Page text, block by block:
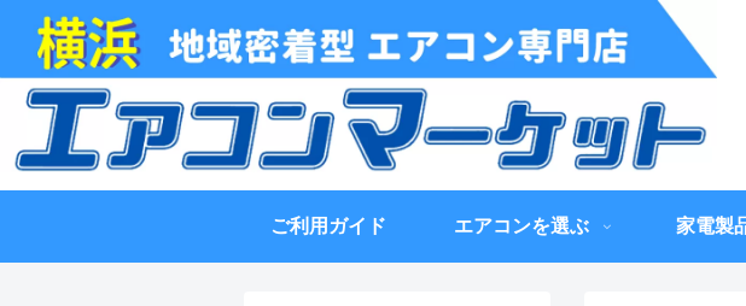
ご利用ガイド エアコンを選ぶ 家電製